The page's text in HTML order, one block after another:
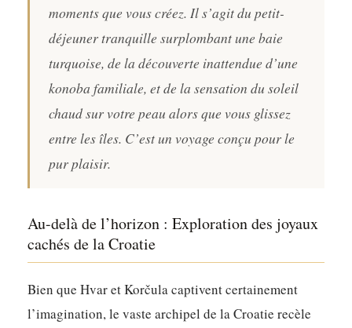
moments que vous créez. Il s’agit du petit-
déjeuner tranquille surplombant une baie
turquoise, de la découverte inattendue d’une
konoba familiale, et de la sensation du soleil
chaud sur votre peau alors que vous glissez
entre les îles. C’est un voyage conçu pour le
pur plaisir.
Au-delà de l’horizon : Exploration des joyaux
cachés de la Croatie
Bien que Hvar et Korčula captivent certainement
l’imagination, le vaste archipel de la Croatie recèle